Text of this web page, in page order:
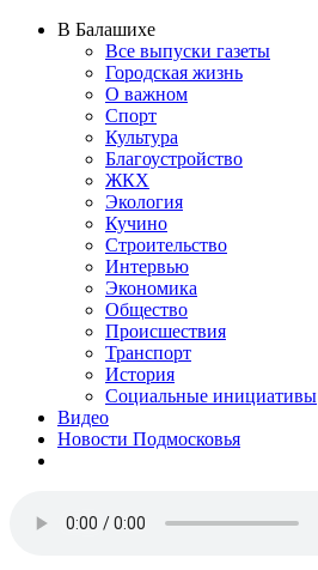
В Балашихе
Все выпуски газеты
Городская жизнь
О важном
Спорт
Культура
Благоустройство
ЖКХ
Экология
Кучино
Строительство
Интервью
Экономика
Общество
Происшествия
Транспорт
История
Социальные инициативы
Видео
Новости Подмосковья